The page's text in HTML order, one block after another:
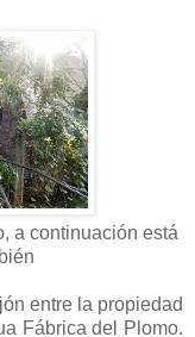
a continuación está
entre la propiedad
Fábrica del Plomo.